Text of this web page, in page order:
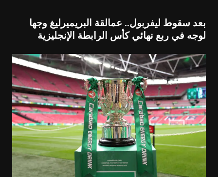
بعد سقوط ليفربول.. عمالقة البريميرليغ وجها
لوجه في ربع نهائي كأس الرابطة الإنجليزية